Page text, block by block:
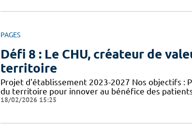
PAGES
Défi 8 : Le CHU, créateur de
territoire
Projet d'établissement 2023-2027 Nos objectifs :
du territoire pour innover au bénéfice des
18/02/2026 15:25